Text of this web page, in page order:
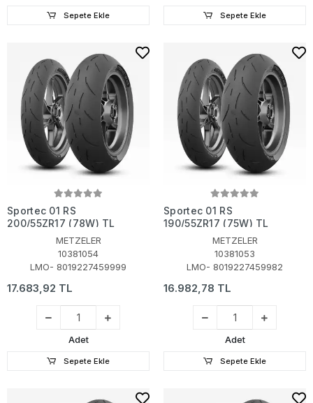
Sepete Ekle Sepete Ekle
Sportec 01 RS
200/55ZR17 (78W) TL
METZELER
10381054
LMO- 8019227459999
17.683,92 TL
Adet
Sepete Ekle
Sportec 01 RS
190/55ZR17 (75W) TL
METZELER
10381053
LMO- 8019227459982
16.982,78 TL
Adet
Sepete Ekle